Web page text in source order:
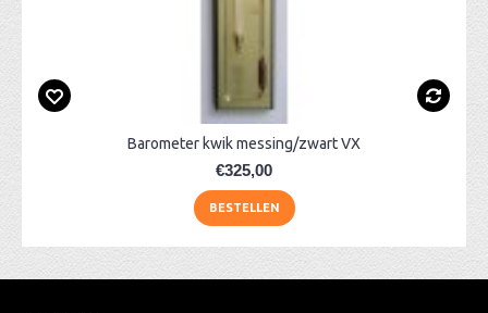
Barometer kwik messing/zwart VX
€325,00
BESTELLEN